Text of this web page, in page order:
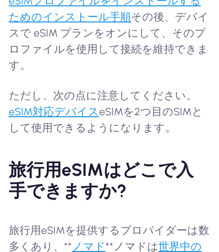
ためのインストール手順その後、デバイ
スで eSIM プランをオンにして、そのプ
ロファイルを使用して接続を維持できま
す。
ただし、次の点に注意してください。
eSIM対応デバイスeSIMを2つ目のSIMと
して使用できるようになります。
旅行用eSIMはどこで入
手できますか?
旅行用eSIMを提供するプロバイダーは数
多くあり、** ノマド**ノマドは世界中の